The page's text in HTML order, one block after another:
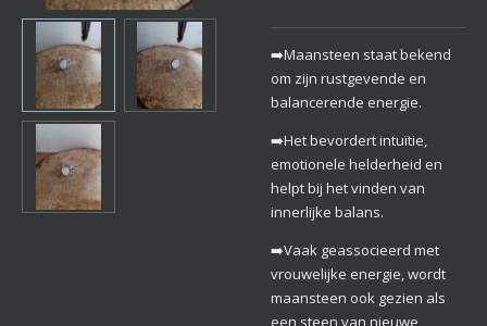
➡️Maansteen staat bekend
om zijn rustgevende en
balancerende energie.
➡️Het bevordert intuïtie,
emotionele helderheid en
helpt bij het vinden van
innerlijke balans.
➡️Vaak geassocieerd met
vrouwelijke energie, wordt
maansteen ook gezien als
een steen van nieuwe